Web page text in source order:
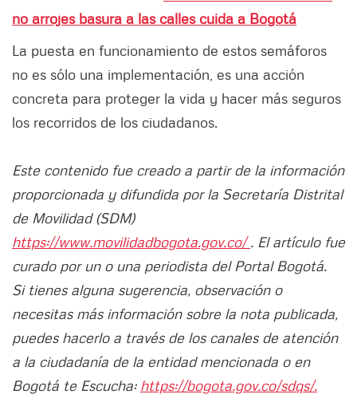
no arrojes basura a las calles cuida a Bogotá
La puesta en funcionamiento de estos semáforos
no es sólo una implementación, es una acción
concreta para proteger la vida y hacer más seguros
los recorridos de los ciudadanos.
Este contenido fue creado a partir de la información
proporcionada y difundida por la Secretaría Distrital
de Movilidad (SDM)
https://www.movilidadbogota.gov.co/. El artículo fue
curado por un o una periodista del Portal Bogotá.
Si tienes alguna sugerencia, observación o
necesitas más información sobre la nota publicada,
puedes hacerlo a través de los canales de atención
a la ciudadanía de la entidad mencionada o en
Bogotá te Escucha: https://bogota.gov.co/sdqs/.